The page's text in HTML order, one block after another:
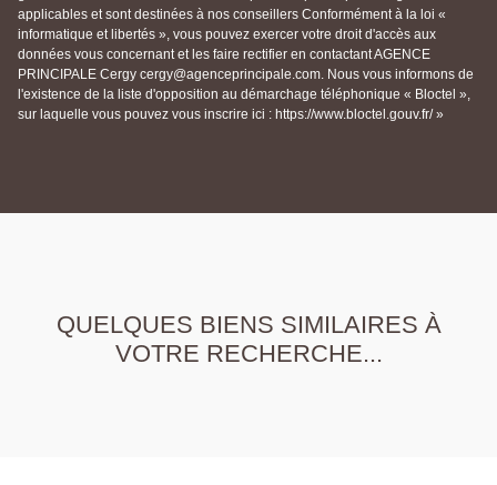
applicables et sont destinées à nos conseillers Conformément à la loi «
informatique et libertés », vous pouvez exercer votre droit d'accès aux
données vous concernant et les faire rectifier en contactant AGENCE
PRINCIPALE Cergy cergy@agenceprincipale.com. Nous vous informons de
l'existence de la liste d'opposition au démarchage téléphonique « Bloctel »,
sur laquelle vous pouvez vous inscrire ici : https://www.bloctel.gouv.fr/ »
QUELQUES BIENS SIMILAIRES À
VOTRE RECHERCHE...